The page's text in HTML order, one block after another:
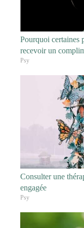
Pourquoi certaines
recevoir un
Psy
Consulter une
engagée
Psy